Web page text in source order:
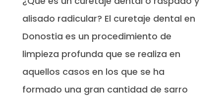
alisado radicular? El curetaje dental en
Donostia es un procedimiento de
limpieza profunda que se realiza en
aquellos casos en los que se ha
formado una gran cantidad de sarro